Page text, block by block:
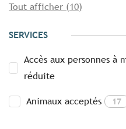
Tout afficher (10)
SERVICES
Accès aux personnes à
réduite
Animaux acceptés 17